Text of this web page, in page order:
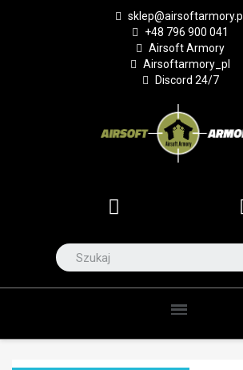
sklep@airsoftarmory.pl
+48 796 900 041
Airsoft Armory
Airsoftarmory_pl
Discord 24/7